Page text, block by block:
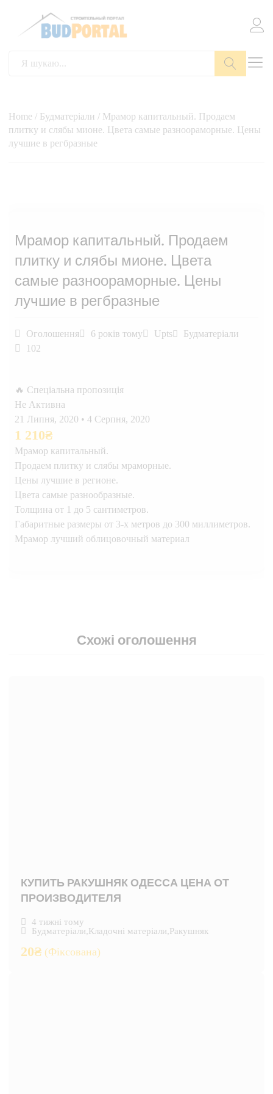
Home / Будматеріали / Мрамор капитальный. Продаем
плитку и слябы мионе. Цвета самые разноораморные. Цены
лучшие в регбразные
Мрамор капитальный. Продаем
плитку и слябы мионе. Цвета
самые разноораморные. Цены
лучшие в регбразные
Оголошення 6 років тому Upts
Будматеріали
102
🔥 Спеціальна пропозиція
Не Активна
21 Липня, 2020 • 4 Серпня, 2020
1 210₴
Мрамор капитальный.
Продаем плитку и слябы мраморные.
Цены лучшие в регионе.
Цвета самые разнообразные.
Толщина от 1 до 5 сантиметров.
Габаритные размеры от 3-х метров до 300 миллиметров.
Мрамор лучший облицовочный материал
Схожі оголошення
КУПИТЬ РАКУШНЯК ОДЕССА ЦЕНА ОТ
ПРОИЗВОДИТЕЛЯ
4 тижні тому
Будматеріали,Кладочні матеріали,Ракушняк
20₴ (Фіксована)